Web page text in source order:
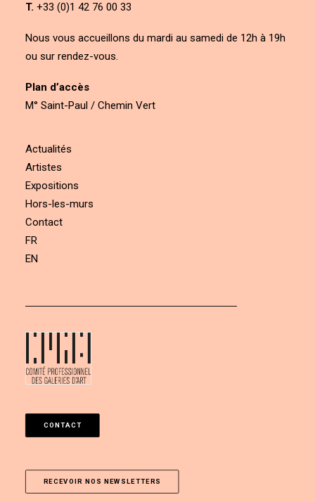
T. +33 (0)1 42 76 00 33
Nous vous accueillons du mardi au samedi de 12h à 19h
ou sur rendez-vous.
Plan d’accès
M° Saint-Paul / Chemin Vert
Actualités
Artistes
Expositions
Hors-les-murs
Contact
FR
EN
CONTACT
RECEVOIR NOS NEWSLETTERS